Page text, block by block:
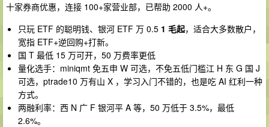
十家券商优惠，连接 100+家营业部，已帮助 2000 人+。
只玩 ETF 的聪明钱、银河 ETF 万 0.5 1 毛起，适合大多数散户，
宽指 ETF+逆回购+打新。
国 T 最低 15 万可开，50 万费率更低
量化选手：miniqmt 免五申 W 可选，不免五低门槛江 H 东 G 国 J
可选，ptrade10 万有山 X ，学习入门不错的，也是吃 AI 红利一种
方式。
两融利率：西 N 广 F 银河平 A 等，50 万低于 3.5%，最低
2.6%。